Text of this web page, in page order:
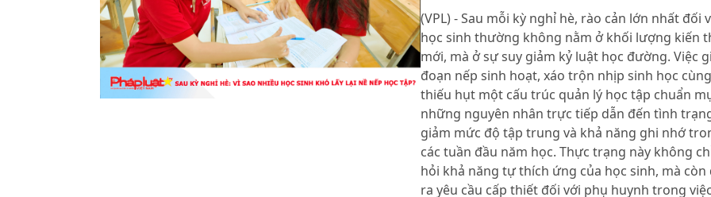
(VPL) - Sau mỗi kỳ nghỉ hè, rào cản lớn nhất đối
học sinh thường không nằm ở khối lượng kiến
mới, mà ở sự suy giảm kỷ luật học đường. Việc
đoạn nếp sinh hoạt, xáo trộn nhịp sinh học
thiếu hụt một cấu trúc quản lý học tập chuẩn
những nguyên nhân trực tiếp dẫn đến tình
giảm mức độ tập trung và khả năng ghi nhớ
các tuần đầu năm học. Thực trạng này không
hỏi khả năng tự thích ứng của học sinh, mà còn
ra yêu cầu cấp thiết đối với phụ huynh trong việc